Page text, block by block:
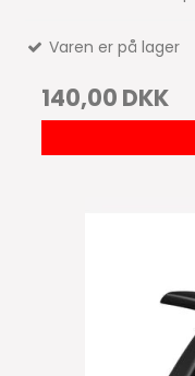
Varen er på lager
140,00 DKK